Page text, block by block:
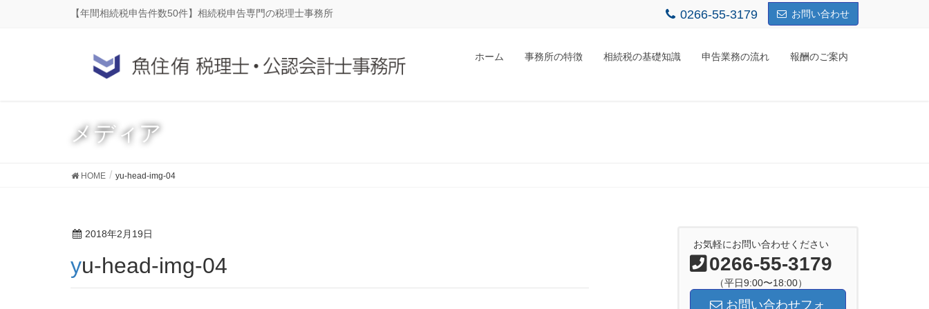
【年間相続税申告件数50件】相続税申告専門の税理士事務所 0266-55-3179 お問い合わせ
ホーム 事務所の特徴 相続税の基礎知識 申告業務の流れ 報酬のご案内
メディア
HOME yu-head-img-04
2018年2月19日
yu-head-img-04
お気軽にお問い合わせください
0266-55-3179
（平日9:00〜18:00）
お問い合わせフォ